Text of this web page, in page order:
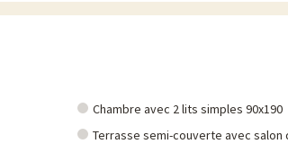
Chambre avec 2 lits simples 90x190
Terrasse semi-couverte avec salon